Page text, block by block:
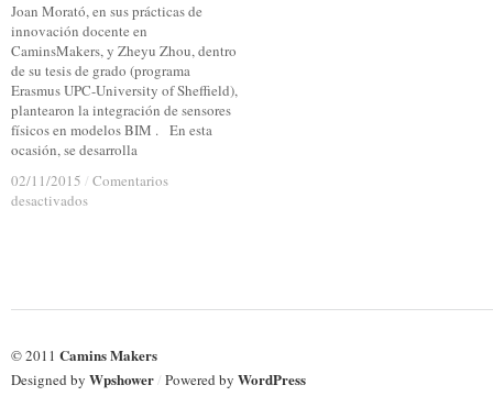
Joan Morató, en sus prácticas de
innovación docente en
CaminsMakers, y Zheyu Zhou, dentro
de su tesis de grado (programa
Erasmus UPC-University of Sheffield),
plantearon la integración de sensores
físicos en modelos BIM . En esta
ocasión, se desarrolla
02/11/2015 / Comentarios
desactivadosen
los
modelos
02/11/2015 / Comentarios
desactivadosen
los
modelos
© 2011 Camins Makers
Designed by Wpshower/ Powered by WordPress